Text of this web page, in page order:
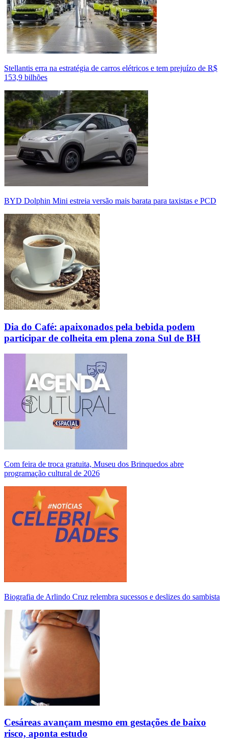
Stellantis erra na estratégia de carros elétricos e tem prejuízo de R$
153,9 bilhões
BYD Dolphin Mini estreia versão mais barata para taxistas e PCD
Dia do Café: apaixonados pela bebida podem
participar de colheita em plena zona Sul de BH
Com feira de troca gratuita, Museu dos Brinquedos abre
programação cultural de 2026
Biografia de Arlindo Cruz relembra sucessos e deslizes do sambista
Cesáreas avançam mesmo em gestações de baixo
risco, aponta estudo